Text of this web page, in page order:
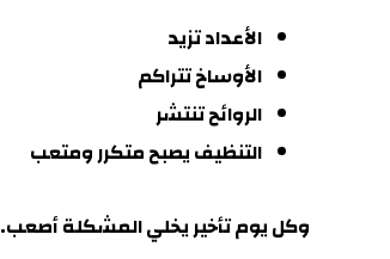
الأعداد تزيد
الأوساخ تتراكم
الروائح تنتشر
التنظيف يصبح متكرر ومتعب
وكل يوم تأخير يخلي المشكلة أصعب.